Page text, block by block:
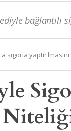
bağlantılı
sigorta